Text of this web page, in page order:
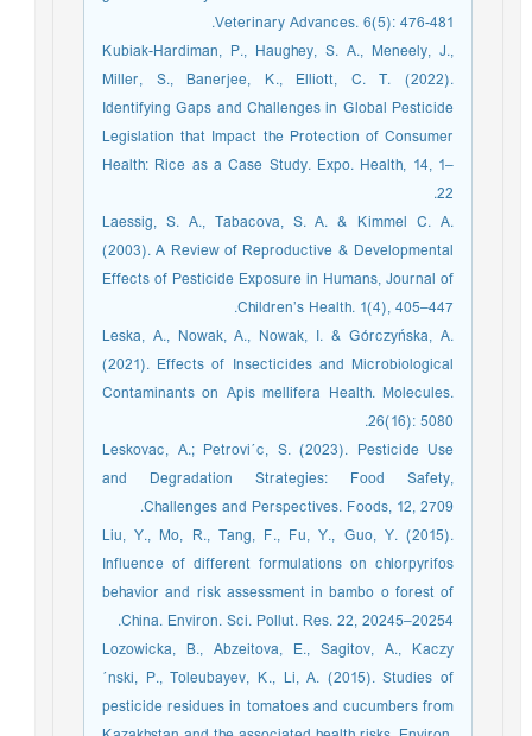
Veterinary Advances. 6(5): 476-481.
Kubiak-Hardiman, P., Haughey, S. A., Meneely, J.,
Miller, S., Banerjee, K., Elliott, C. T. (2022).
Identifying Gaps and Challenges in Global Pesticide
Legislation that Impact the Protection of Consumer
Health: Rice as a Case Study. Expo. Health, 14, 1–
22.
Laessig, S. A., Tabacova, S. A. & Kimmel C. A.
(2003). A Review of Reproductive & Developmental
Effects of Pesticide Exposure in Humans, Journal of
Children’s Health. 1(4), 405–447.
Leska, A., Nowak, A., Nowak, I. & Górczyńska, A.
(2021). Effects of Insecticides and Microbiological
Contaminants on Apis mellifera Health. Molecules.
26(16): 5080.
Leskovac, A.; Petrovi´c, S. (2023). Pesticide Use
and Degradation Strategies: Food Safety,
Challenges and Perspectives. Foods, 12, 2709.
Liu, Y., Mo, R., Tang, F., Fu, Y., Guo, Y. (2015).
Influence of different formulations on chlorpyrifos
behavior and risk assessment in bambo o forest of
China. Environ. Sci. Pollut. Res. 22, 20245–20254.
Lozowicka, B., Abzeitova, E., Sagitov, A., Kaczy
´nski, P., Toleubayev, K., Li, A. (2015). Studies of
pesticide residues in tomatoes and cucumbers from